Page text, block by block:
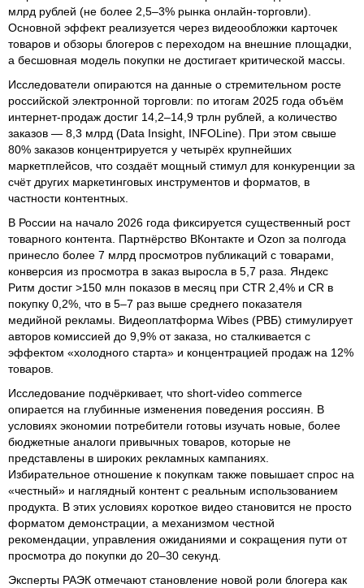
млрд рублей (не более 2,5–3% рынка онлайн‑торговли).
Основной эффект реализуется через видеообложки карточек
товаров и обзоры блогеров с переходом на внешние площадки,
а бесшовная модель покупки не достигает критической массы.
Исследователи опираются на данные о стремительном росте
российской электронной торговли: по итогам 2025 года объём
интернет‑продаж достиг 14,2–14,9 трлн рублей, а количество
заказов — 8,3 млрд (Data Insight, INFOLine). При этом свыше
80% заказов концентрируется у четырёх крупнейших
маркетплейсов, что создаёт мощный стимул для конкуренции за
счёт других маркетинговых инструментов и форматов, в
частности контентных.
В России на начало 2026 года фиксируется существенный рост
товарного контента. Партнёрство ВКонтакте и Ozon за полгода
принесло более 7 млрд просмотров публикаций с товарами,
конверсия из просмотра в заказ выросла в 5,7 раза. Яндекс
Ритм достиг >150 млн показов в месяц при CTR 2,4% и CR в
покупку 0,2%, что в 5–7 раз выше среднего показателя
медийной рекламы. Видеоплатформа Wibes (РВБ) стимулирует
авторов комиссией до 9,9% от заказа, но сталкивается с
эффектом «холодного старта» и концентрацией продаж на 12%
товаров.
Исследование подчёркивает, что short‑video commerce
опирается на глубинные изменения поведения россиян. В
условиях экономии потребители готовы изучать новые, более
бюджетные аналоги привычных товаров, которые не
представлены в широких рекламных кампаниях.
Избирательное отношение к покупкам также повышает спрос на
«честный» и наглядный контент с реальным использованием
продукта. В этих условиях короткое видео становится не просто
форматом демонстрации, а механизмом честной
рекомендации, управления ожиданиями и сокращения пути от
просмотра до покупки до 20–30 секунд.
Эксперты РАЭК отмечают становление новой роли блогера как